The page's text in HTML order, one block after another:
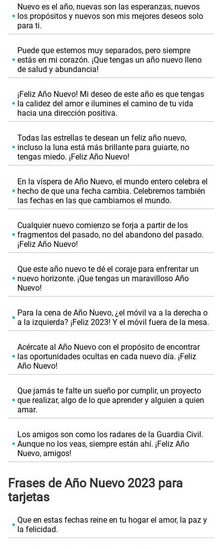
Nuevo es el año, nuevas son las esperanzas, nuevos
los propósitos y nuevos son mis mejores deseos solo
para ti.
Puede que estemos muy separados, pero siempre
estás en mi corazón. ¡Que tengas un año nuevo lleno
de salud y abundancia!
¡Feliz Año Nuevo! Mi deseo de este año es que tengas
la calidez del amor e ilumines el camino de tu vida
hacia una dirección positiva.
Todas las estrellas te desean un feliz año nuevo,
incluso la luna está más brillante para guiarte, no
tengas miedo. ¡Feliz Año Nuevo!
En la víspera de Año Nuevo, el mundo entero celebra el
hecho de que una fecha cambia. Celebremos también
las fechas en las que cambiamos el mundo.
Cualquier nuevo comienzo se forja a partir de los
fragmentos del pasado, no del abandono del pasado.
¡Feliz Año Nuevo!
Que este año nuevo te dé el coraje para enfrentar un
nuevo horizonte. ¡Que tengas un maravilloso Año
Nuevo!
Para la cena de Año Nuevo, ¿el móvil va a la derecha o
a la izquierda? ¡Feliz 2023! Y el móvil fuera de la mesa.
Acércate al Año Nuevo con el propósito de encontrar
las oportunidades ocultas en cada nuevo día. ¡Feliz
Año Nuevo!
Que jamás te falte un sueño por cumplir, un proyecto
que realizar, algo de lo que aprender y alguien a quien
amar.
Los amigos son como los radares de la Guardia Civil.
Aunque no los veas, siempre están ahí. ¡Feliz Año
Nuevo, amigos!
Frases de Año Nuevo 2023 para
tarjetas
Que en estas fechas reine en tu hogar el amor, la paz y
la felicidad.